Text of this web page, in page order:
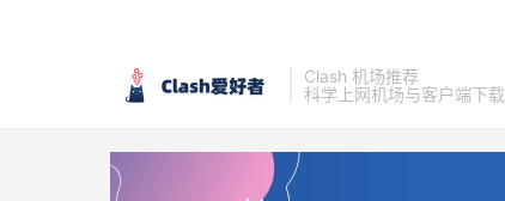
Clash 机场推荐
科学上网机场与客户端下载